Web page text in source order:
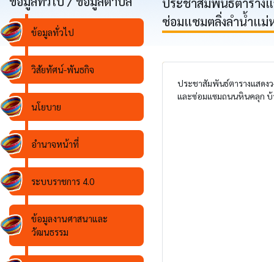
ข้อมูลทั่วไป
วิสัยทัศน์-พันธกิจ
นโยบาย
อำนาจหน้าที่
ระบบราชการ 4.0
ข้อมูลงานศาสนาและ
วัฒนธรรม
ซ่อมแซมตลิ่งลำน้ำแม่
ประชาสัมพันธ์ตารางแสดง
และซ่อมแซมถนนหินคลุก บ้